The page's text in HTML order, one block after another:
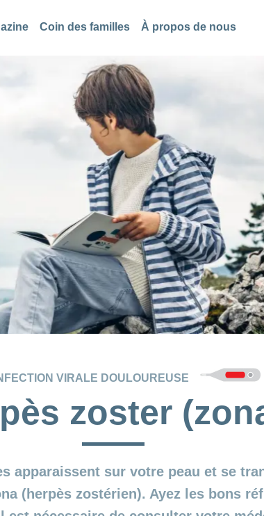
Coin des familles À propos de nous
VIRALE DOULOUREUSE
zoster
apparaissent sur votre peau et se
(herpès zostérien). Ayez les bons